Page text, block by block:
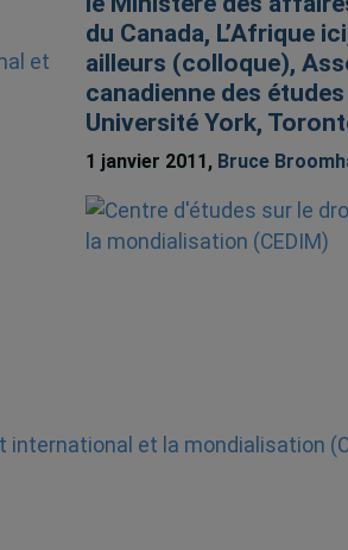
du Canada, L’Afrique
ailleurs (colloque),
canadienne des
Université York,
1 janvier 2011, Bruce
international et la mondialisation